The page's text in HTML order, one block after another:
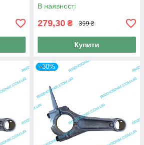
В наявності
279,30 ₴ 399 ₴
Купити
–30%